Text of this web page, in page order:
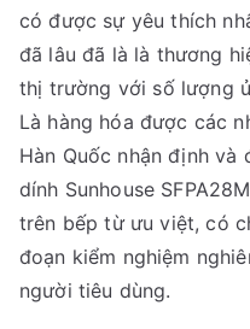
có được sự yêu thích
đã lâu đã là là thương
thị trường với số lượng
Là hàng hóa được các
Hàn Quốc nhận định và
dính Sunhouse
trên bếp từ ưu việt, có
đoạn kiểm nghiệm
người tiêu dùng.